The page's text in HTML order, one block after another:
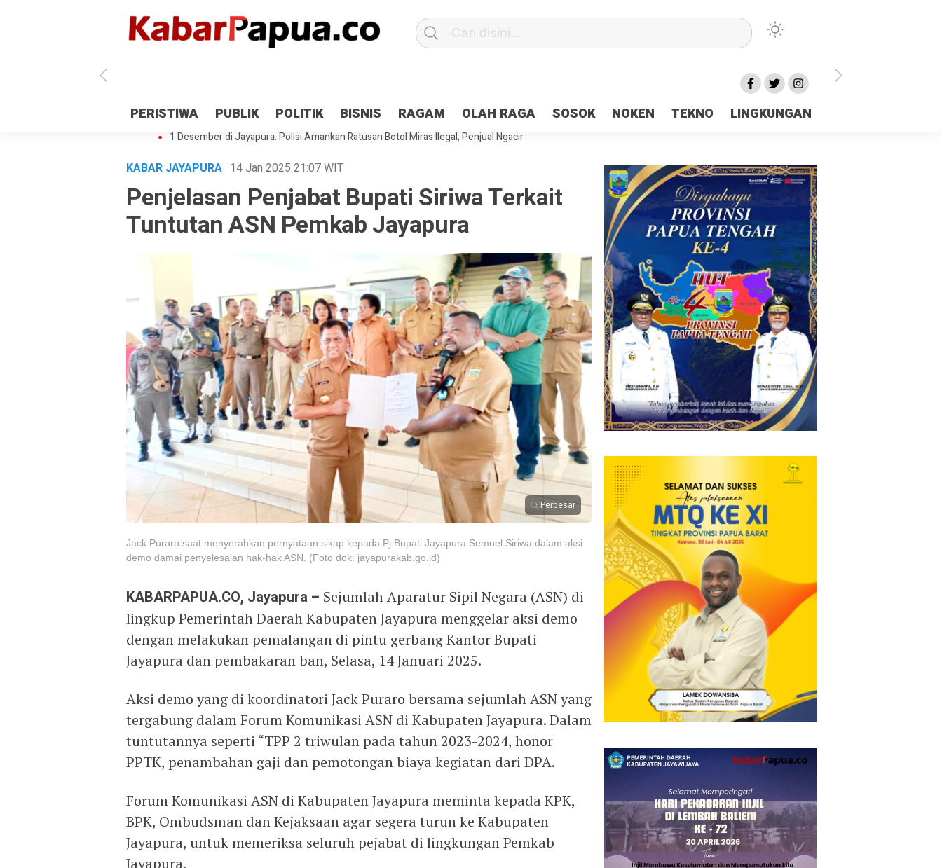
PERISTIWA PUBLIK POLITIK BISNIS RAGAM OLAH RAGA SOSOK NOKEN TEKNO LINGKUNGAN
Antisipasi 1 Desember, TNI Polri Patroli 2×24 jam di Kota Jayapura
Pesan Sejuk Polri di Deklarasi Pemilu Ceria Tanah Papua
Gedung Perpustakaan SMPN 5 Sentani Terbakar
Hibah Pilkada Jayapura Cair 10 Persen, Deposit Kas Daerah Rp23 Miliar Disorot
1 Desember di Jayapura: Polisi Amankan Ratusan Botol Miras Ilegal, Penjual Ngacir
KABAR JAYAPURA· 14 Jan 2025 21:07WIT
Penjelasan Penjabat Bupati Siriwa Terkait
Tuntutan ASN Pemkab Jayapura
Perbesar
Jack Puraro saat menyerahkan pernyataan sikap kepada Pj Bupati Jayapura Semuel Siriwa dalam aksi
demo damai penyelesaian hak-hak ASN. (Foto dok: jayapurakab.go.id)
KABARPAPUA.CO, Jayapura – Sejumlah Aparatur Sipil Negara (ASN) di
lingkup Pemerintah Daerah Kabupaten Jayapura menggelar aksi demo
dengan melakukan pemalangan di pintu gerbang Kantor Bupati
Jayapura dan pembakaran ban, Selasa, 14 Januari 2025.
Aksi demo yang di koordinatori Jack Puraro bersama sejumlah ASN yang
tergabung dalam Forum Komunikasi ASN di Kabupaten Jayapura. Dalam
tuntutannya seperti “TPP 2 triwulan pada tahun 2023-2024, honor
PPTK, penambahan gaji dan pemotongan biaya kegiatan dari DPA.
Forum Komunikasi ASN di Kabupaten Jayapura meminta kepada KPK,
BPK, Ombudsman dan Kejaksaan agar segera turun ke Kabupaten
Jayapura, untuk memeriksa seluruh pejabat di lingkungan Pemkab
Jayapura.